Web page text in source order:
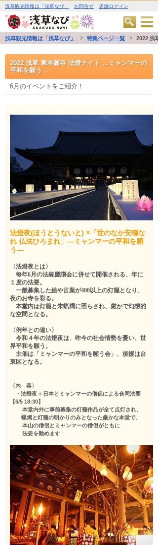
浅草観光情報は「浅草なび」 お問合せ 店舗ログイン
浅草観光情報は「浅草なび」 特集ページ一覧 2022 浅
2022 浅草 東本願寺 法燈ナイト …ミャンマーの
平和を願う…
6月のイベントをご紹介！
法燈夜(ほうとうないと) ×「世のなか安穏な
れ 仏法ひろまれ」—ミャンマーの平和を願
う—
〈法燈夜とは〉
毎年6月の法統慶讃会に併せて開催される、年に
１度の法要。
一般募集した絵や言葉が400以上の灯籠となり、
夜のお寺を彩る。
本堂内は灯籠と朱蝋燭に照らされ、厳かで幻想的
な空間となる。
〈例年との違い〉
令和４年の法燈夜は、昨今の社会情勢を憂い、世
界平和を願う。
主催は「ミャンマーの平和を願う会」、後援は台
東区となる。
〈内 容〉
・法燈夜 + 日本とミャンマーの僧侶による合同法要
【6/5 18:30】
本堂内外に事前募集の灯籠作品が全て点灯され、
蝋燭と灯籠の明かりのみとなった厳かな本堂で、
本山の僧侶とミャンマーの僧侶がともに
法要を勤めます